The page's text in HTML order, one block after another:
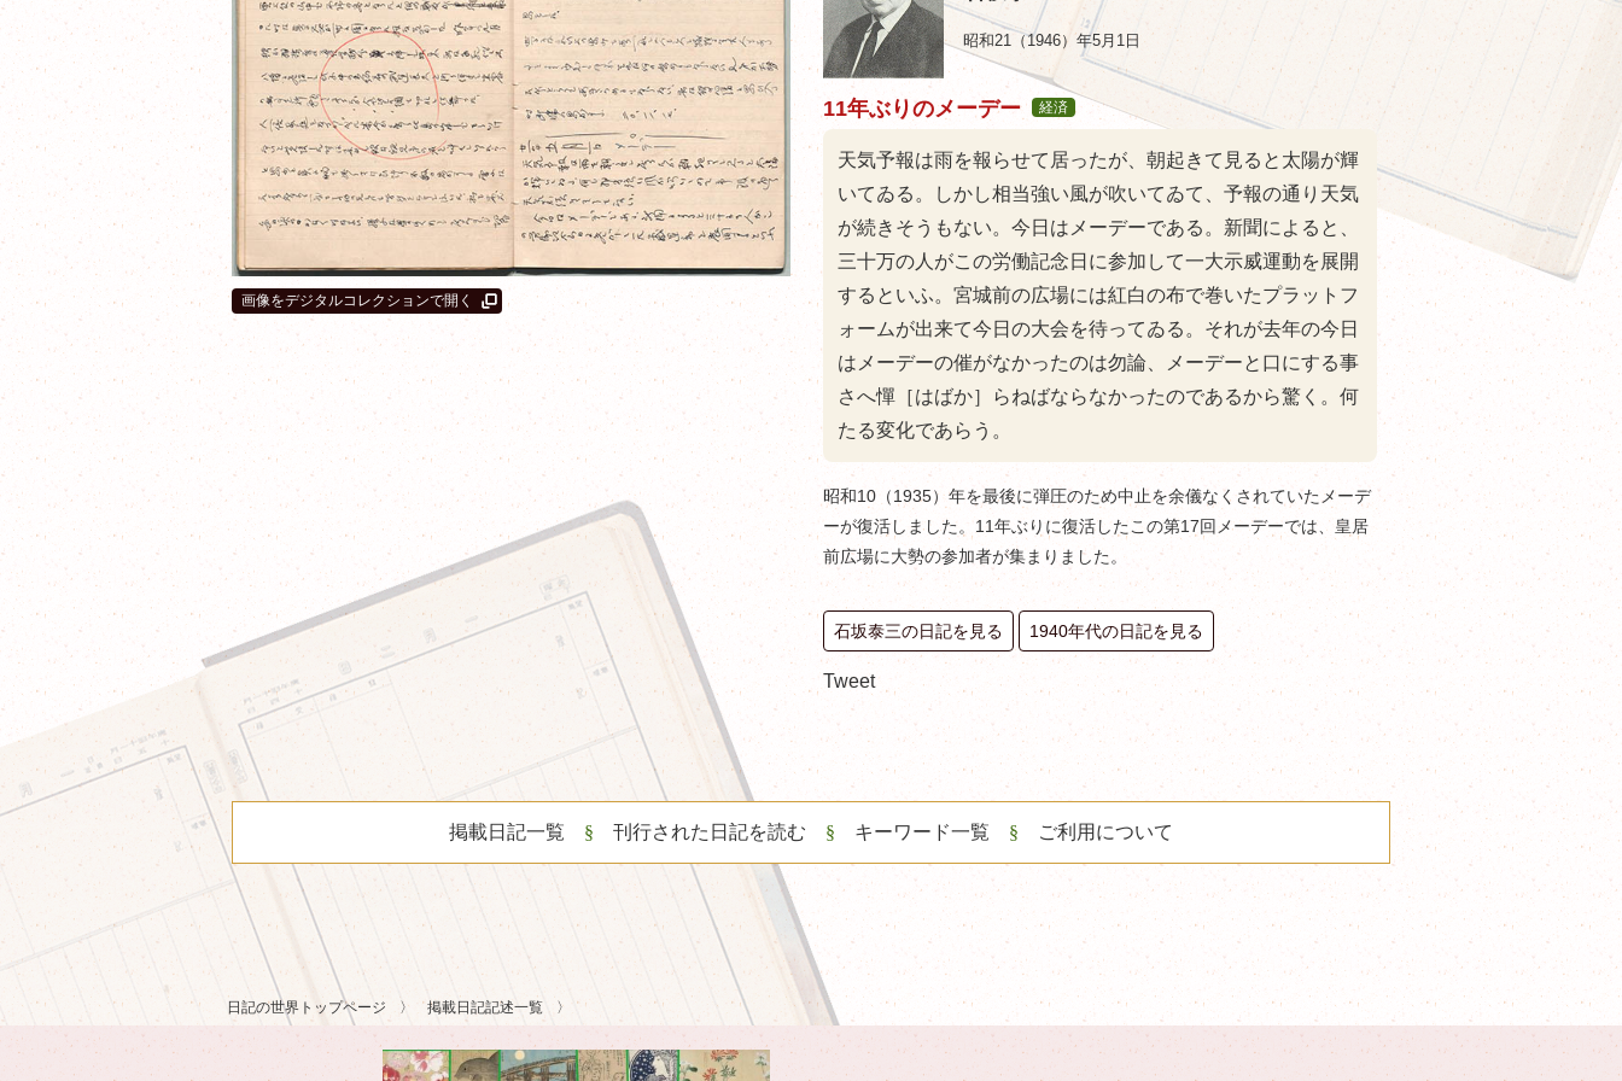
画像をデジタルコレクションで開く
昭和21（1946）年5月1日
11年ぶりのメーデー 経済
天気予報は雨を報らせて居ったが、朝起きて見ると太陽が輝
いてゐる。しかし相当強い風が吹いてゐて、予報の通り天気
が続きそうもない。今日はメーデーである。新聞によると、
三十万の人がこの労働記念日に参加して一大示威運動を展開
するといふ。宮城前の広場には紅白の布で巻いたプラットフ
ォームが出来て今日の大会を待ってゐる。それが去年の今日
はメーデーの催がなかったのは勿論、メーデーと口にする事
さへ憚［はばか］らねばならなかったのであるから驚く。何
たる変化であらう。
昭和10（1935）年を最後に弾圧のため中止を余儀なくされていたメーデ
ーが復活しました。11年ぶりに復活したこの第17回メーデーでは、皇居
前広場に大勢の参加者が集まりました。
石坂泰三の日記を見る 1940年代の日記を見る
Tweet
掲載日記一覧 刊行された日記を読む キーワード一覧 ご利用について
日記の世界トップページ 掲載日記記述一覧